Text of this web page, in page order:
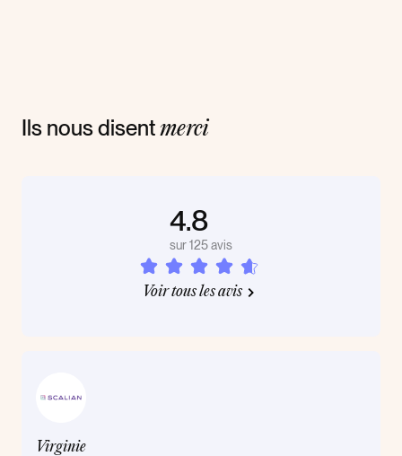
Ils nous disent merci
4.8
sur 125 avis
Voir tous les avis
Virginie